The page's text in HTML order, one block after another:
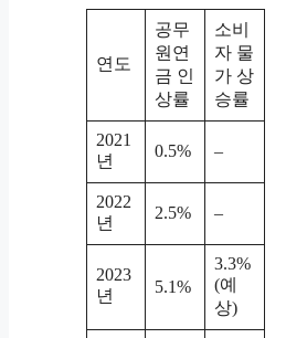
연도
공무
원연
금 인
상률
소비
자 물
가 상
승률
2021
년
0.5% –
2022
년
2.5% –
2023
년
5.1%
3.3%
(예
상)